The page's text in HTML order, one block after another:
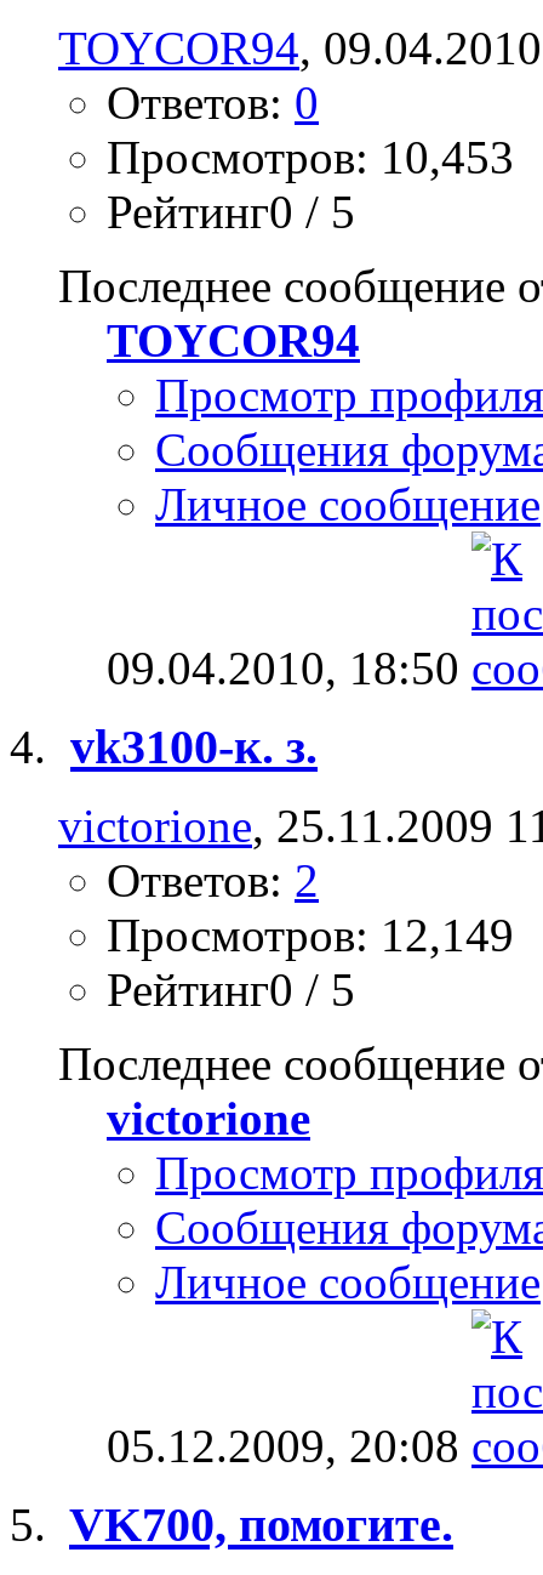
TOYCOR94,
Ответов: 0
Просмотров: 10,453
Рейтинг0 / 5
Последнее сообщение
TOYCOR94
Просмотр профиля
Сообщения
Личное сообщение
09.04.2010, 18:50
vk3100-к. з.
victorione, 25.11.2009
Ответов: 2
Просмотров: 12,149
Рейтинг0 / 5
Последнее сообщение
victorione
Просмотр профиля
Сообщения
Личное сообщение
05.12.2009, 20:08
VK700, помогите.